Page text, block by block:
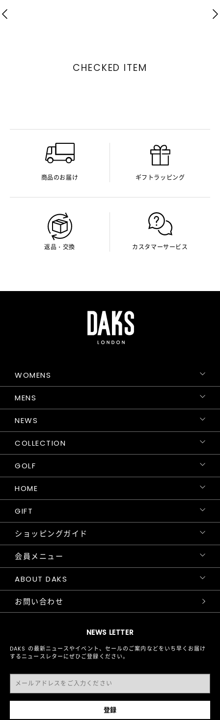
CHECKED ITEM
商品のお届け ギフトラッピング
返品・交換 カスタマーサービス
NEWS LETTER
DAKS の最新ニュースやイベント、セールのご案内などをいち早くお届け
するニュースレターにぜひご登録ください。
WOMENS
MENS
NEWS
COLLECTION
GOLF
HOME
GIFT
ショッピングガイド
会員メニュー
ABOUT DAKS
お問い合わせ